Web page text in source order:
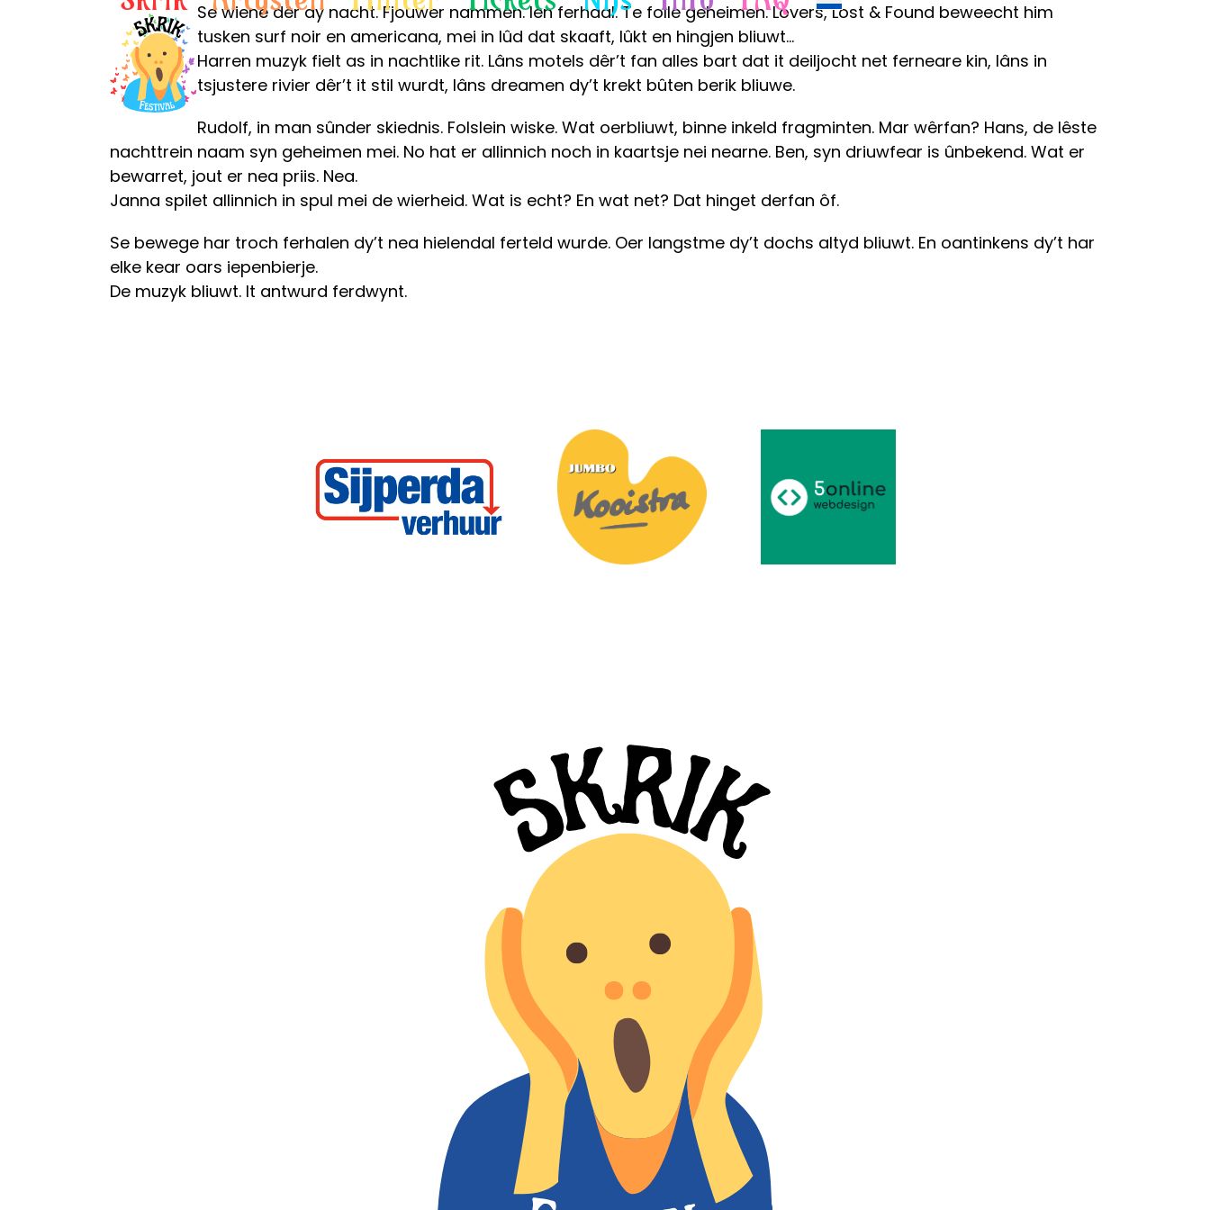
Se wiene dêr dy nacht. Fjouwer nammen. Ien ferhaal. Te folle geheimen. Lovers, Lost & Found beweecht him
tusken surf noir en americana, mei in lûd dat skaaft, lûkt en hingjen bliuwt…
Harren muzyk fielt as in nachtlike rit. Lâns motels dêr’t fan alles bart dat it deiljocht net ferneare kin, lâns in
tsjustere rivier dêr’t it stil wurdt, lâns dreamen dy’t krekt bûten berik bliuwe.
Rudolf, in man sûnder skiednis. Folslein wiske. Wat oerbliuwt, binne inkeld fragminten. Mar wêrfan? Hans, de lêste
nachttrein naam syn geheimen mei. No hat er allinnich noch in kaartsje nei nearne. Ben, syn driuwfear is ûnbekend. Wat er
bewarret, jout er nea priis. Nea.
Janna spilet allinnich in spul mei de wierheid. Wat is echt? En wat net? Dat hinget derfan ôf.
Se bewege har troch ferhalen dy’t nea hielendal ferteld wurde. Oer langstme dy’t dochs altyd bliuwt. En oantinkens dy’t har
elke kear oars iepenbierje.
De muzyk bliuwt. It antwurd ferdwynt.